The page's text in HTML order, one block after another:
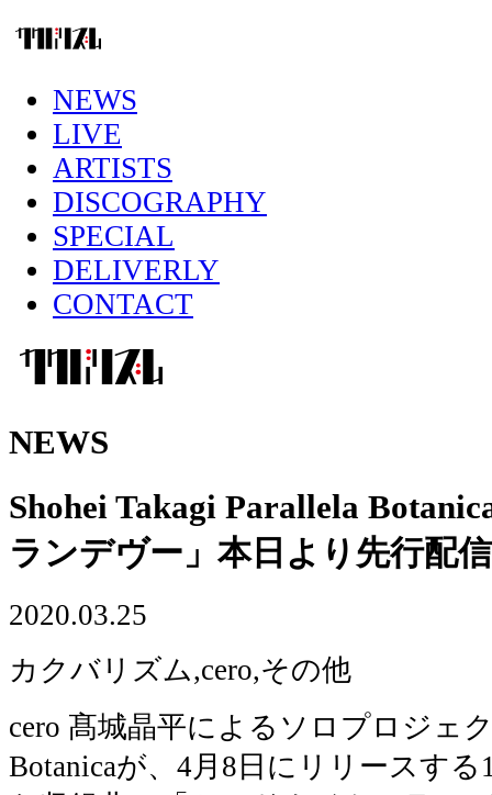
NEWS
LIVE
ARTISTS
DISCOGRAPHY
SPECIAL
DELIVERLY
CONTACT
NEWS
Shohei Takagi Parallela
ランデヴー」本日より先行配
2020.03.25
カクバリズム,cero,その他
cero 髙城晶平によるソロプロジェ
Botanicaが、4月8日にリリースす